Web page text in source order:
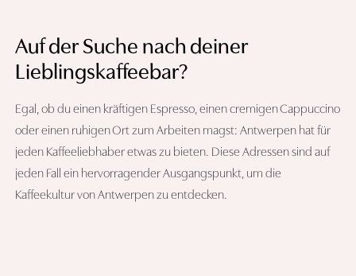
Auf der Suche nach deiner
Lieblingskaffeebar?
Egal, ob du einen kräftigen Espresso, einen cremigen Cappuccino
oder einen ruhigen Ort zum Arbeiten magst: Antwerpen hat für
jeden Kaffeeliebhaber etwas zu bieten. Diese Adressen sind auf
jeden Fall ein hervorragender Ausgangspunkt, um die
Kaffeekultur von Antwerpen zu entdecken.